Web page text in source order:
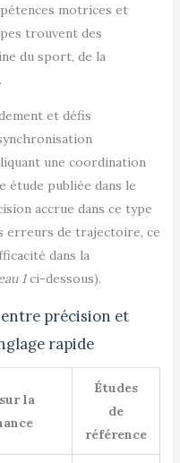
motrices et
trouvent des
du sport, de la
et défis
une coordination
étude publiée dans le
accrue dans ce type
erreurs de trajectoire, ce
dans la
1ci-dessous).
précision et
rapide
la
Études
de
référence